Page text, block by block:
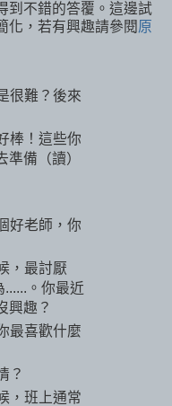
到不錯的答覆。這邊試
化，若有興趣請參閱原
很難？後來
棒！這些你
備（讀）
好老師，你
，最討厭
。你最近
興趣？
最喜歡什麼
？
，班上通常